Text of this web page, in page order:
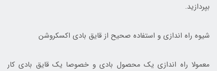
بپردازید.
شیوه راه اندازی و استفاده صحیح از قایق بادی اکسکروشن
معمولا راه اندازی یک محصول بادی و خصوصا یک قایق بادی کار